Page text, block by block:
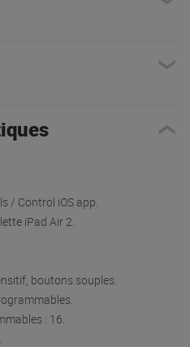
/ Control iOS app.
iPad Air 2.
boutons souples.
: 16.